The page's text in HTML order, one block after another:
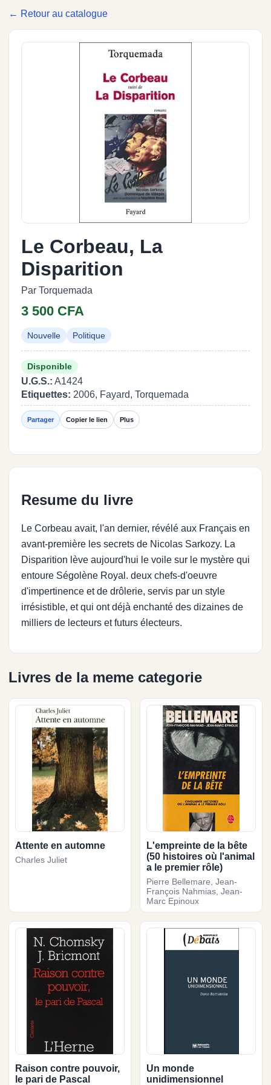
← Retour au catalogue
Le Corbeau, La
Disparition
Par Torquemada
3 500 CFA
Nouvelle Politique
Disponible
U.G.S.: A1424
Etiquettes: 2006, Fayard, Torquemada
Partager Copier le lien Plus
Resume du livre
Le Corbeau avait, l'an dernier, révélé aux Français en
avant-première les secrets de Nicolas Sarkozy. La
Disparition lève aujourd'hui le voile sur le mystère qui
entoure Ségolène Royal. deux chefs-d'oeuvre
d'impertinence et de drôlerie, servis par un style
irrésistible, et qui ont déjà enchanté des dizaines de
milliers de lecteurs et futurs électeurs.
Livres de la meme categorie
Attente en automne
Charles Juliet
L'empreinte de la bête
(50 histoires où l'animal
a le premier rôle)
Pierre Bellemare, Jean-
François Nahmias, Jean-
Marc Epinoux
Raison contre pouvoir,
le pari de Pascal
Un monde
unidimensionnel